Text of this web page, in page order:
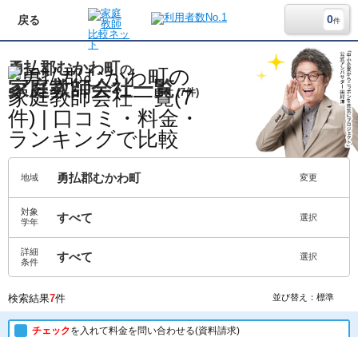
戻る 0件
勇払郡むかわ町の
家庭教師会社一覧 (7件)
地域 勇払郡むかわ町 変更
対象
学年
すべて 選択
詳細
条件
すべて 選択
検索結果7件 並び替え：標準
チェックを入れて料金を問い合わせる(資料請求)